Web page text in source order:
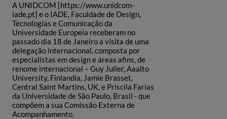
A UNIDCOM [https://www.unidcom-
iade.pt] e o IADE, Faculdade de Design,
Tecnologias e Comunicação da
Universidade Europeia receberam no
passado dia 18 de Janeiro a visita de uma
delegação internacional, composta por
especialistas em design e áreas afins, de
renome internacional – Guy Julier, Aaalto
University, Finlandia, Jamie Brasset,
Central Saint Martins, UK, e Priscila Farias
da Universidade de São Paulo, Brasil - que
compõem a sua Comissão Externa de
Acompanhamento.